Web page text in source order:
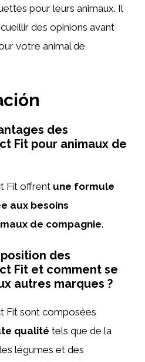
pour leurs animaux. Il
des opinions avant
votre animal de
des
Fit pour animaux de
Fit offrent une formule
aux besoins
de compagnie.
des
Fit et comment se
autres marques ?
Fit sont composées
qualité tels que de la
légumes et des